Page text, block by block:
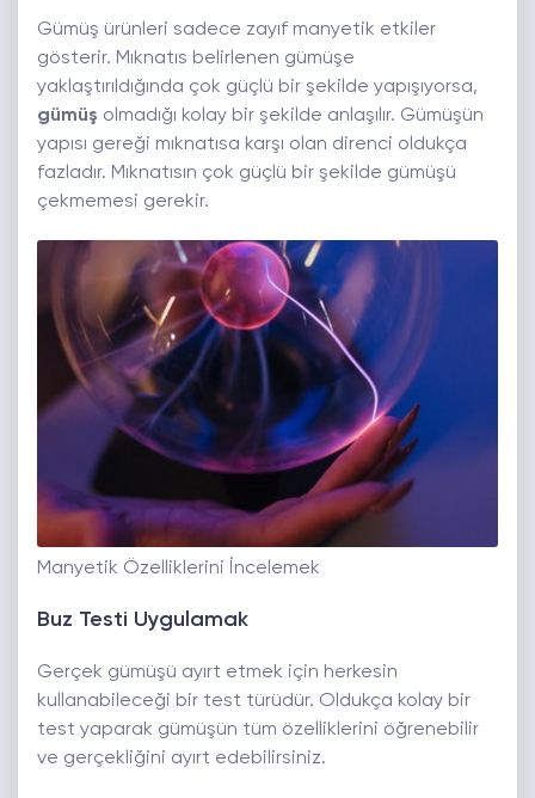
Gümüş ürünleri sadece zayıf manyetik etkiler
gösterir. Mıknatıs belirlenen gümüşe
yaklaştırıldığında çok güçlü bir şekilde yapışıyorsa,
gümüş olmadığı kolay bir şekilde anlaşılır. Gümüşün
yapısı gereği mıknatısa karşı olan direnci oldukça
fazladır. Mıknatısın çok güçlü bir şekilde gümüşü
çekmemesi gerekir.
Manyetik Özelliklerini İncelemek
Buz Testi Uygulamak
Gerçek gümüşü ayırt etmek için herkesin
kullanabileceği bir test türüdür. Oldukça kolay bir
test yaparak gümüşün tüm özelliklerini öğrenebilir
ve gerçekliğini ayırt edebilirsiniz.